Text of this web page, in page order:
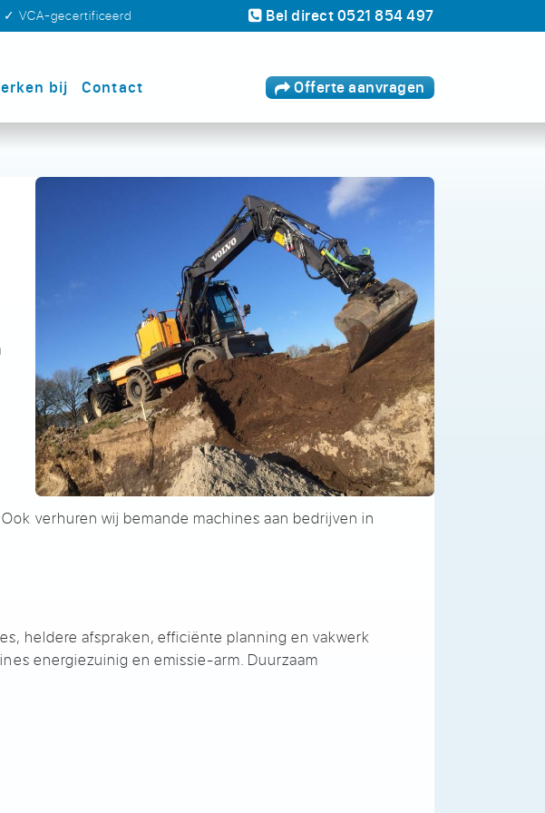
Beldirect0521 854 497
Offerteaanvragen
✓ VCA-gecertificeerd
bij Contact
verhuren wij bemande machines aan bedrijven in
heldere afspraken, efficiënte planning en vakwerk
energiezuinig en emissie-arm. Duurzaam